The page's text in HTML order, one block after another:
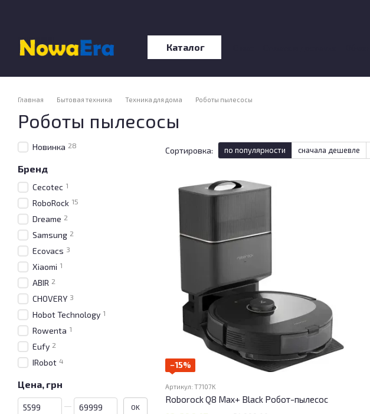
Каталог
Главная Бытовая техника Техника для дома Роботы пылесосы
Роботы пылесосы
Сортировка: по популярности сначала дешевле
−15%
Артикул: T7107K
Roborock Q8 Max+ Black Робот-пылесос
Новинка 28
Бренд
Cecotec 1
RoboRock 15
Dreame 2
Samsung 2
Ecovacs 3
Xiaomi 1
ABIR 2
CHOVERY 3
Hobot Technology 1
Rowenta 1
Eufy 2
IRobot 4
Цена, грн
От Цена, грн
До Цена, грн OK